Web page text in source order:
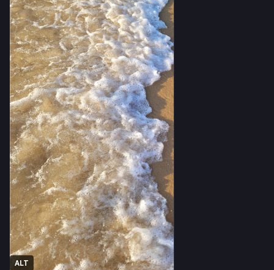
ALT